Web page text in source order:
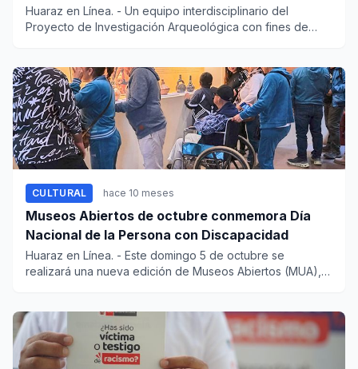
monumental?
Huaraz en Línea. - Un equipo interdisciplinario del
Proyecto de Investigación Arqueológica con fines de
CULTURAL hace 10 meses
Museos Abiertos de octubre conmemora Día
Nacional de la Persona con Discapacidad
Huaraz en Línea. - Este domingo 5 de octubre se
realizará una nueva edición de Museos Abiertos (MUA),